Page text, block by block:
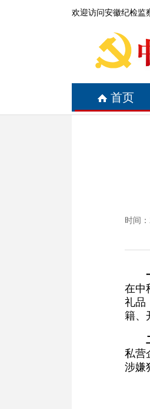
欢迎访问安徽纪检监
首页
时间
在中
礼品
籍、
私营
涉嫌